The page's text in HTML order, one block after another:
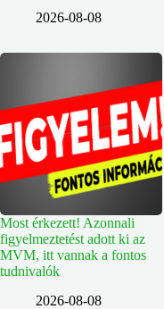
2026-08-08
Most érkezett! Azonnali
figyelmeztetést adott ki az
MVM, itt vannak a fontos
tudnivalók
2026-08-08